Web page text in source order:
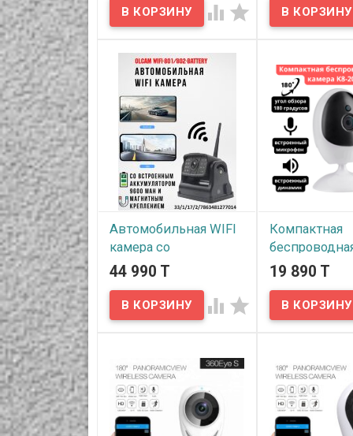
720P, OLCAM WIFI-
YWX-616-720P
В наличии
Предлагаем WIFI камеры
бокового вида для
грузопассажирского
транспорта, 130°, HD 720P,
OLCAM WIFI-YWX-616-720P.
 
YWX-904-720P
Предлагаем
для
транспорта,
OLCAM WIFI-
Автомобильная WIFI
камера со
встроенным
mAh и магнитным
креплением, OLCAM
В наличии
Предлагаем
автомобильные WIFI
44 990 T
 
Компактная
камера K8-
с облачным
сервисом, на
В наличии
Представляем
компактную
19 890 T